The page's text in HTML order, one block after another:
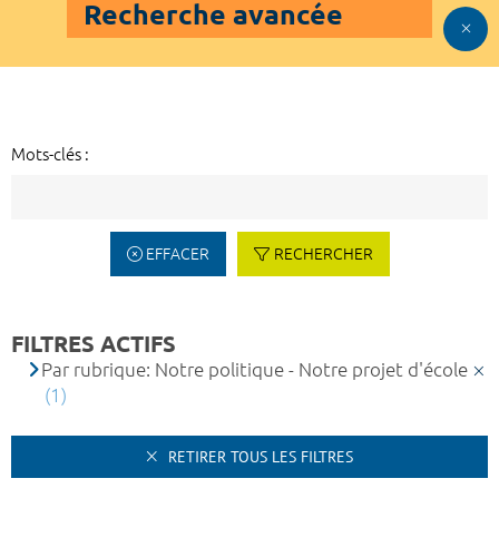
Recherche avancée
Mots-clés :
EFFACER RECHERCHER
FILTRES ACTIFS
Par rubrique: Notre politique - Notre projet d'école
(1)
RETIRER TOUS LES FILTRES